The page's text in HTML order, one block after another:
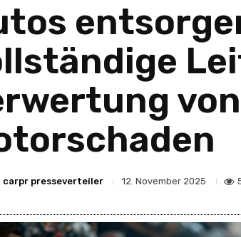
carpr presseverteiler 12. November 2025